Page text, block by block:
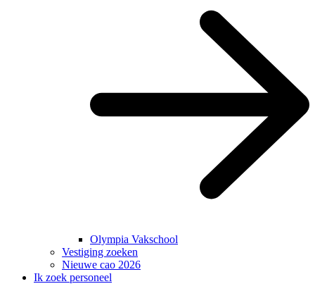
Olympia Vakschool
Vestiging zoeken
Nieuwe cao 2026
Ik zoek personeel